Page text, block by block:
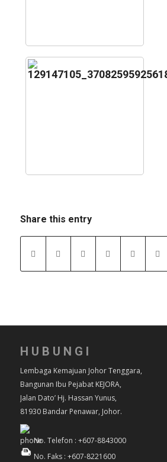
Share this entry
HUBUNGI
Lembaga Kemajuan Johor Tenggara,
Bangunan Ibu Pejabat KEJORA,
Jalan Dato’ Hj. Hassan Yunus,
81930 Bandar Penawar, Johor.
No. Telefon : +607-8843000
No. Faks : +607-8221600